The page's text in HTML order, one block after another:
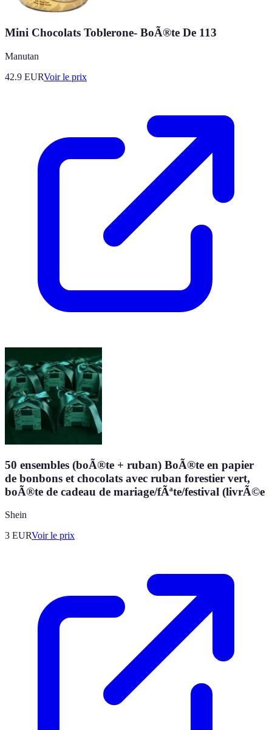
Mini Chocolats Toblerone- BoÃ®te De 113
Manutan
42.9 EURVoir le prix
50 ensembles (boÃ®te + ruban) BoÃ®te en papier
de bonbons et chocolats avec ruban forestier vert,
boÃ®te de cadeau de mariage/fÃªte/festival (livrÃ©e
Shein
3 EURVoir le prix